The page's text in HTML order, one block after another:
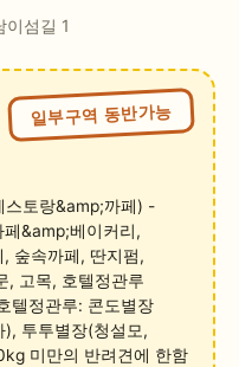
이섬길 1
일부구역 동반가능
스토랑&amp;까페) -
&amp;베이커리,
숲속까페, 딴지펌,
, 고목, 호텔정관루
텔정관루: 콘도별장
), 투투별장(청설모,
미만의 반려견에 한함